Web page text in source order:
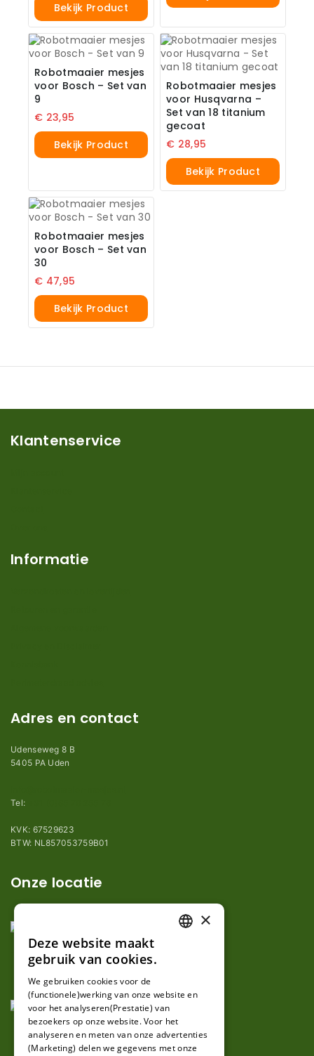
Bekijk Product
Robotmaaier mesjes
voor Bosch – Set van
9
€ 23,95
Bekijk Product
Robotmaaier mesjes
voor Husqvarna –
Set van 18 titanium
gecoat
€ 28,95
Bekijk Product
Robotmaaier mesjes
voor Bosch – Set van
30
€ 47,95
Bekijk Product
Klantenservice
Informatie
Adres en contact
Udenseweg 8 B
5405 PA Uden
Tel:
KVK: 67529623
BTW: NL857053759B01
Onze locatie
GERMAN
×
Deze website maakt
gebruik van cookies.
We gebruiken cookies voor de
(functionele)werking van onze website en
voor het analyseren(Prestatie) van
bezoekers op onze website. Voor het
analyseren en meten van onze advertenties
(Marketing) delen we gegevens met onze